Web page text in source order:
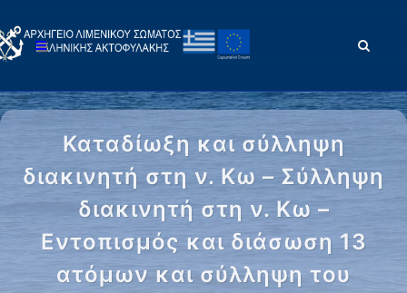
Καταδίωξη και σύλληψη
διακινητή στη ν. Κω – Σύλληψη
διακινητή στη ν. Κω –
Εντοπισμός και διάσωση 13
ατόμων και σύλληψη του